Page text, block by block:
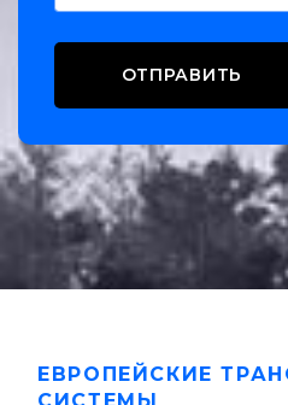
ЕВРОПЕЙСКИЕ